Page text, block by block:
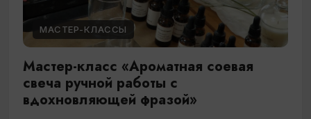
МАСТЕР-КЛАССЫ
Мастер-класс «Ароматная соевая
свеча ручной работы с
вдохновляющей фразой»